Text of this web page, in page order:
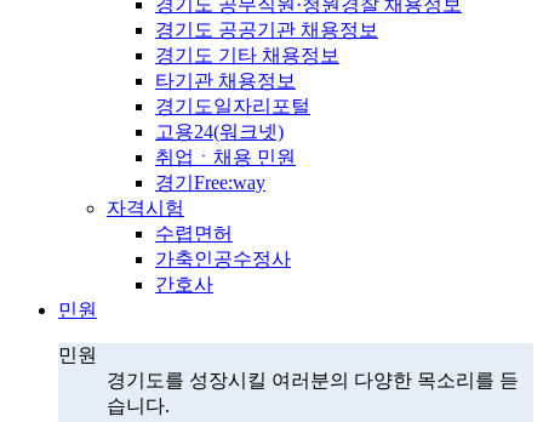
경기도 공공기관 채용정보
경기도 기타 채용정보
타기관 채용정보
경기도일자리포털
고용24(워크넷)
취업ㆍ채용 민원
경기Free:way
자격시험
수렵면허
가축인공수정사
간호사
민원
민원
경기도를 성장시킬 여러분의 다양한 목소리를 듣
습니다.